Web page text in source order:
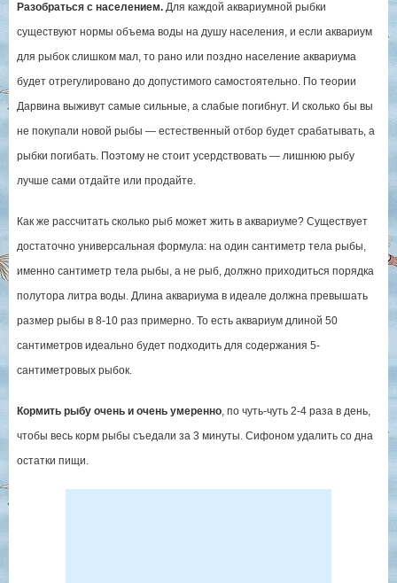
Разобраться с населением.Для каждой аквариумной рыбки
существуют нормы объема воды на душу населения, и если аквариум
для рыбок слишком мал, то рано или поздно население аквариума
будет отрегулировано до допустимого самостоятельно. По теории
Дарвина выживут самые сильные, а слабые погибнут. И сколько бы вы
не покупали новой рыбы — естественный отбор будет срабатывать, а
рыбки погибать. Поэтому не стоит усердствовать — лишнюю рыбу
лучше сами отдайте или продайте.
Как же рассчитать сколько рыб может жить в аквариуме? Существует
достаточно универсальная формула: на один сантиметр тела рыбы,
именно сантиметр тела рыбы, а не рыб, должно приходиться порядка
полутора литра воды. Длина аквариума в идеале должна превышать
размер рыбы в 8-10 раз примерно. То есть аквариум длиной 50
сантиметров идеально будет подходить для содержания 5-
сантиметровых рыбок.
Кормить рыбу очень и очень умеренно, по чуть-чуть 2-4 раза в день,
чтобы весь корм рыбы съедали за 3 минуты. Сифоном удалить со дна
остатки пищи.